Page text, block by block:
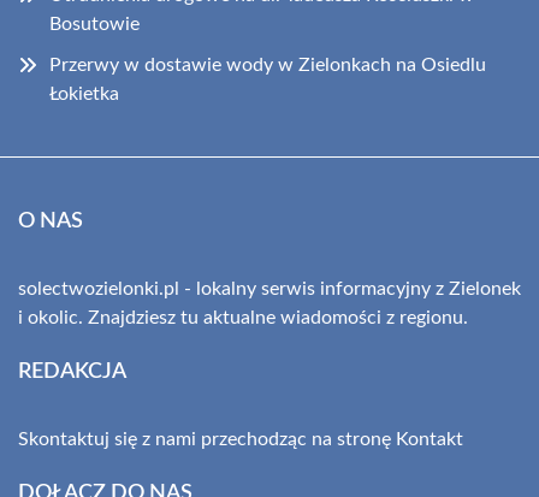
Bosutowie
Przerwy w dostawie wody w Zielonkach na Osiedlu
Łokietka
O NAS
solectwozielonki.pl - lokalny serwis informacyjny z Zielonek
i okolic. Znajdziesz tu aktualne wiadomości z regionu.
REDAKCJA
Skontaktuj się z nami przechodząc na stronę Kontakt